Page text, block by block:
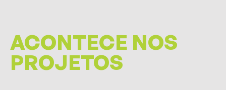
ACONTECE NOS
PROJETOS